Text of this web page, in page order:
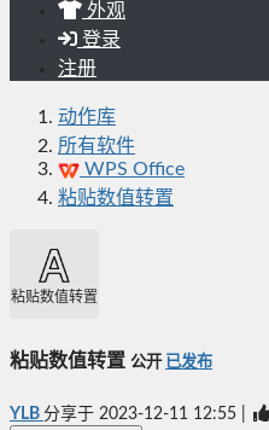
外观
登录
注册
动作库
所有软件
WPS Office
粘贴数值转置
粘贴数值转置
粘贴数值转置 公开 已发布
YLB 分享于 2023-12-11 12:55